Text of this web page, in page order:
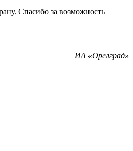
Спасибо за возможность
ИА «Орелград»